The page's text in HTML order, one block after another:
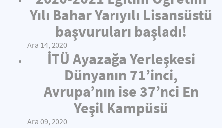
Yılı Bahar Yarıyılı Lisansüstü
başvuruları başladı!
Ara 14, 2020
İTÜ Ayazağa Yerleşkesi
Dünyanın 71’inci,
Avrupa’nın ise 37’nci En
Yeşil Kampüsü
Ara 09, 2020